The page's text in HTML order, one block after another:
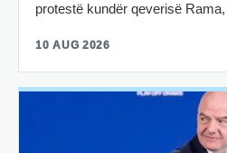
protestë kundër qeverisë
10 AUG 2026